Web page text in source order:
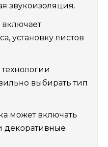
звукоизоляция.
установку листов
выбирать тип
может включать
декоративные